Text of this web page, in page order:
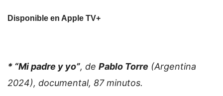
Disponible en Apple TV+
* “Mi padre y yo”, de Pablo Torre (Argentina
2024), documental, 87 minutos.